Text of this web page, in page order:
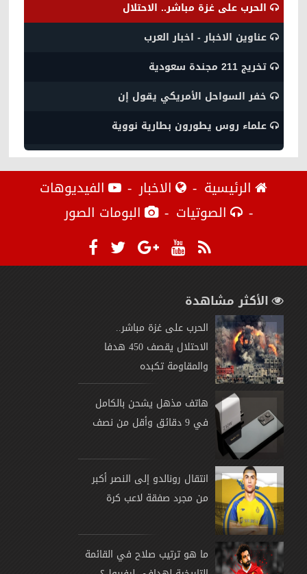
الحرب على غزة مباشر.. الاحتلال
عناوين الاخبار - اخبار العرب
تخريج 211 مجندة سعودية
خفر السواحل الأمريكي يقول إن
علماء روس يطورون بطارية نووية
الرئيسية الاخبار
الفيديوهات
الصوتيات
البومات الصور
الأكثر مشاهدة
الحرب على غزة مباشر..
الاحتلال يقصف 450 هدفا
والمقاومة تكبده
هاتف مذهل يشحن بالكامل
في 9 دقائق وأقل من نصف
انتقال رونالدو إلى النصر أكبر
من مجرد صفقة لاعب كرة
ما هو ترتيب صلاح في القائمة